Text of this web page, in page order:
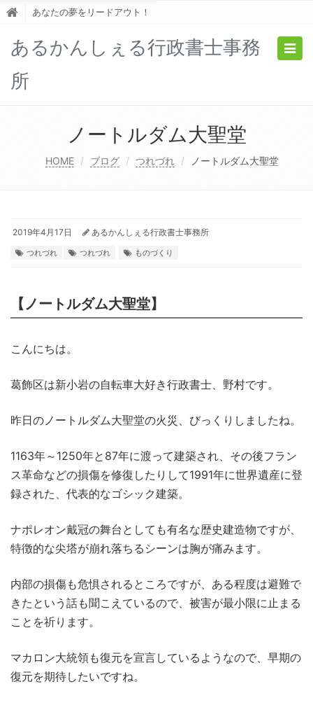
あなたの夢をリードアウト！
あるかんしぇる行政書士事務
所
ノートルダム大聖堂
HOME ブログ つれづれ ノートルダム大聖堂
2019年4月17日 あるかんしぇる行政書士事務所
つれづれ つれづれ ものづくり
【ノートルダム大聖堂】
こんにちは。
葛飾区は新小岩の自転車大好き行政書士、野村です。
昨日のノートルダム大聖堂の火災、びっくりしましたね。
1163年～1250年と87年に渡って建築され、その後フラン
ス革命などの損傷を修復したりして1991年に世界遺産に登
録された、代表的なゴシック建築。
ナポレオン戴冠の舞台としても有名な歴史建造物ですが、
特徴的な尖塔が崩れ落ちるシーンは胸が痛みます。
内部の損傷も危惧されるところですが、ある程度は避難で
きたという話も聞こえているので、被害が最小限に止まる
ことを祈ります。
マカロン大統領も復元を宣言しているようなので、早期の
復元を期待したいですね。